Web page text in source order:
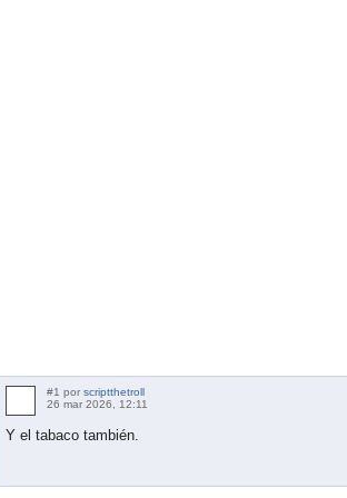
#1 por scriptthetroll
26 mar 2026, 12:11
Y el tabaco también.